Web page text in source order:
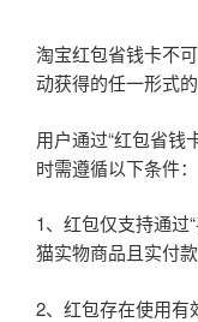
淘宝红包省钱卡不
动获得的任一形式
用户通过“红包省钱
时需遵循以下条件：
1、红包仅支持通过
猫实物商品且实付
2、红包存在使用有